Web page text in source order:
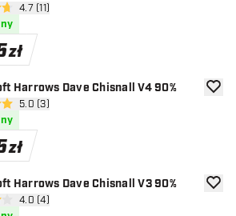
otwórz panel recenzji
oceny
4.7 (11)
zł
Harrows Dave Chisnall V4 90%
otwórz panel recenzji
oceny5.0 (3)
zł
Harrows Dave Chisnall V3 90%
otwórz panel recenzji
oceny4.0 (4)